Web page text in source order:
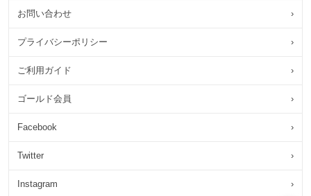
お問い合わせ ›
プライバシーポリシー ›
ご利用ガイド ›
ゴールド会員 ›
Facebook ›
Twitter ›
Instagram ›